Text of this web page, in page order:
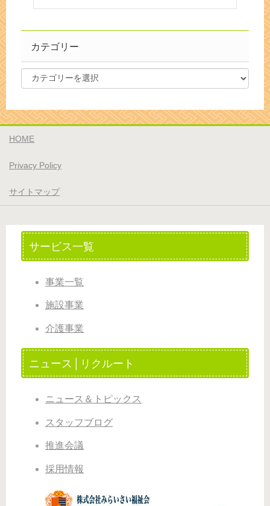
カテゴリー
HOME
Privacy Policy
サイトマップ
サービス一覧
事業一覧
施設事業
介護事業
ニュース│リクルート
ニュース＆トピックス
スタッフブログ
推進会議
採用情報